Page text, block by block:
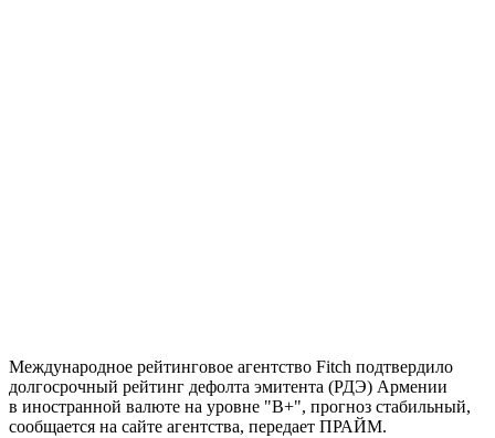
Международное рейтинговое агентство Fitch подтвердило
долгосрочный рейтинг дефолта эмитента (РДЭ) Армении
в иностранной валюте на уровне "B+", прогноз стабильный,
сообщается на сайте агентства, передает ПРАЙМ.